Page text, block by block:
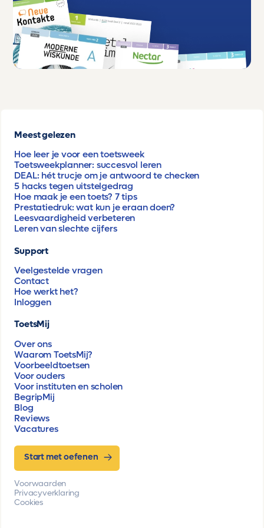
Meest gelezen
Hoe leer je voor een toetsweek
Toetsweekplanner: succesvol leren
DEAL: hét trucje om je antwoord te checken
5 hacks tegen uitstelgedrag
Hoe maak je een toets? 7 tips
Prestatiedruk: wat kun je eraan doen?
Leesvaardigheid verbeteren
Leren van slechte cijfers
Support
Veelgestelde vragen
Contact
Hoe werkt het?
Inloggen
ToetsMij
Over ons
Waarom ToetsMij?
Voorbeeldtoetsen
Voor ouders
Voor instituten en scholen
BegripMij
Blog
Reviews
Vacatures
Start met oefenen
Voorwaarden
Privacyverklaring
Cookies